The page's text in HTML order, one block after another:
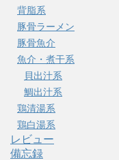
背脂系
豚骨ラーメン
豚骨魚介
魚介・煮干系
貝出汁系
鯛出汁系
鶏清湯系
鶏白湯系
レビュー
備忘録